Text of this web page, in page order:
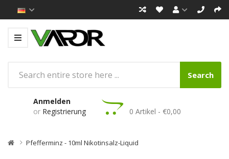
Search
Anmelden
or Registrierung 0 Artikel - €0,00
Pfefferminz - 10ml Nikotinsalz-Liquid